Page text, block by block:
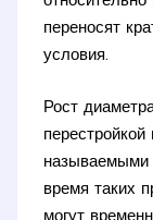
переносят
условия.
Рост
называемыми
время таких
могут